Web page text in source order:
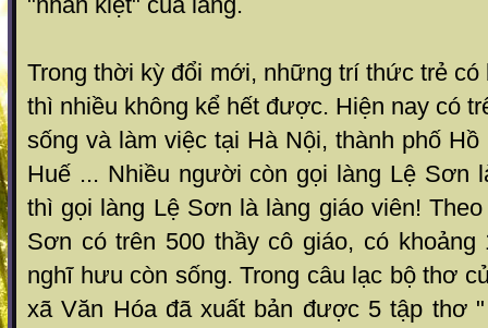
Trong thời kỳ đổi mới, những trí thức trẻ
thì nhiều không kể hết được. Hiện nay có
sống và làm việc tại Hà Nội, thành phố
Huế ... Nhiều người còn gọi làng Lệ Sơn
thì gọi làng Lệ Sơn là làng giáo viên!
Sơn có trên 500 thầy cô giáo, có khoảng
nghĩ hưu còn sống. Trong câu lạc bộ thơ
xã Văn Hóa đã xuất bản được 5 tập thơ